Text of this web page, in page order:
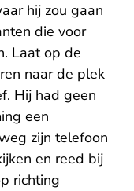
hij zou gaan
die voor
Laat op de
naar de plek
Hij had geen
een
zijn telefoon
en reed bij
richting